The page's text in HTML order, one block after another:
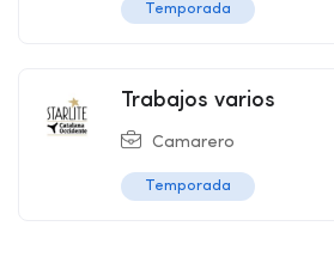
Temporada
Trabajos varios
Camarero
Temporada